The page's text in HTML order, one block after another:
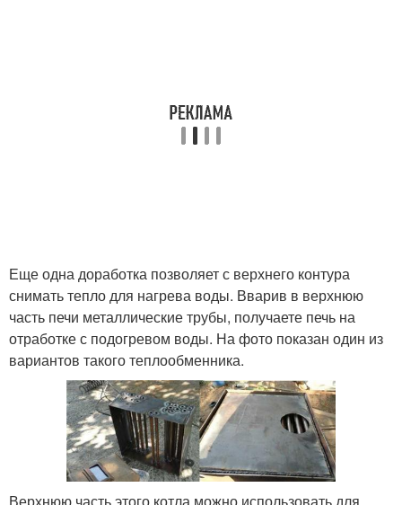
Еще одна доработка позволяет с верхнего контура
снимать тепло для нагрева воды. Вварив в верхнюю
часть печи металлические трубы, получаете печь на
отработке с подогревом воды. На фото показан один из
вариантов такого теплообменника.